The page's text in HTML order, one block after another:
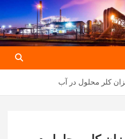
کلر محلول در آب